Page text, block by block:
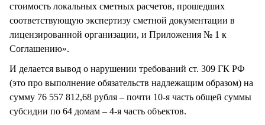
стоимость локальных сметных расчетов, прошедших
соответствующую экспертизу сметной документации в
лицензированной организации, и Приложения № 1 к
Соглашению».
И делается вывод о нарушении требований ст. 309 ГК РФ
(это про выполнение обязательств надлежащим образом) на
сумму 76 557 812,68 рубля – почти 10-я часть общей суммы
субсидии по 64 домам – 4-я часть объектов.